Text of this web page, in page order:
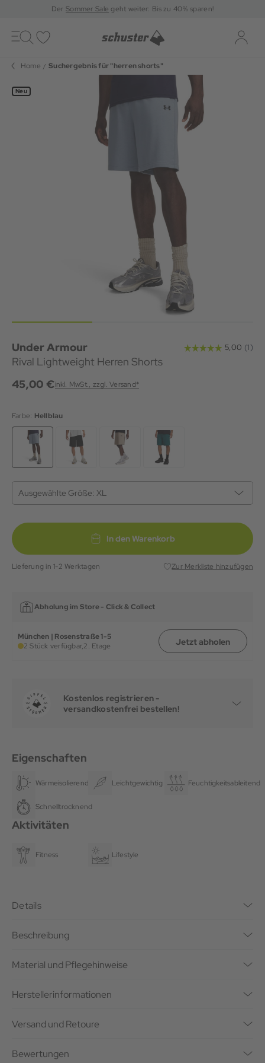
DerSommer Sale geht weiter: Bis zu 40% sparen!
Toggle
navigation
Neu
Home Suchergebnis für "herren shorts"
Under Armour
Rival Lightweight Herren Shorts
45,00 €inkl. MwSt., zzgl. Versand*
Farbe: Hellblau
Ausgewählte Größe: XL
In den Warenkorb
Lieferung in 1-2 Werktagen Zur Merkliste hinzufügen
Abholung im Store - Click & Collect
München | Rosenstraße 1-5
2 Stück verfügbar,2. Etage Jetzt abholen
Kostenlos registrieren -
versandkostenfrei bestellen!
Eigenschaften
Wärmeisolierend Leichtgewichtig Feuchtigkeitsableitend
Schnelltrocknend
Aktivitäten
Fitness Lifestyle
Details
Beschreibung
Material und Pflegehinweise
Herstellerinformationen
Versand und Retoure
Bewertungen